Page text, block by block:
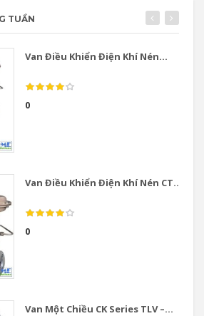
TUẦN
Van Điều Khiển Điện Khí Nén...
0
Van Điều Khiển Điện Khí Nén CT...
0
Van Một Chiều CK Series TLV –...